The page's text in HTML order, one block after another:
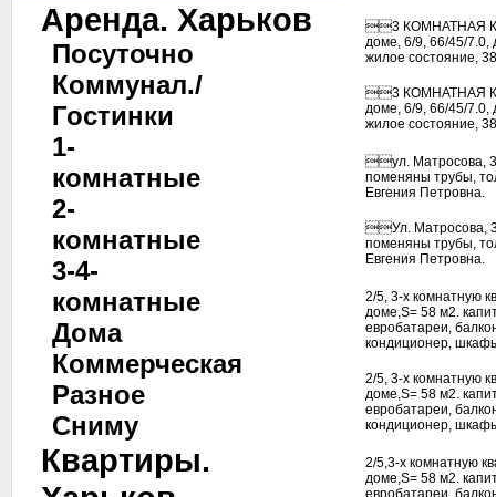
Аренда. Харьков
Посуточно
Коммунал./
Гостинки
1-
комнатные
2-
комнатные
3-4-
комнатные
Дома
Коммерческая
Разное
Сниму
Квартиры.
3 КОМНАТНАЯ
доме, 6/9, 66/45/7.0,
жилое состояние,
3 КОМНАТНАЯ
доме, 6/9, 66/45/7.0,
жилое состояние,
ул. Матросова, 3-
поменяны трубы,
Евгения Петровна.
Ул. Матросова, 3-
поменяны трубы,
Евгения Петровна.
2/5, 3-х комнатную
доме,S= 58 м2.
евробатареи,
кондиционер,
2/5, 3-х комнатную
доме,S= 58 м2.
евробатареи,
кондиционер,
2/5,3-х комнатную
доме,S= 58 м2.